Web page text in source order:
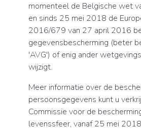
momenteel de Belgische wet
en sinds 25 mei 2018 de
2016/679 van 27 april 2016
gegevensbescherming (beter
'AVG') of enig ander
wijzigt.
Meer informatie over de
persoonsgegevens kunt u
Commissie voor de
levenssfeer, vanaf 25 mei